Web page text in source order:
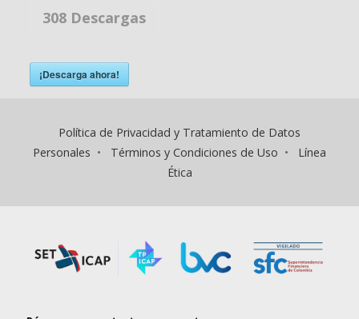
308Descargas
¡Descarga ahora!
Política de Privacidad y Tratamiento de Datos
Personales • Términos y Condiciones de Uso • Línea
Ética